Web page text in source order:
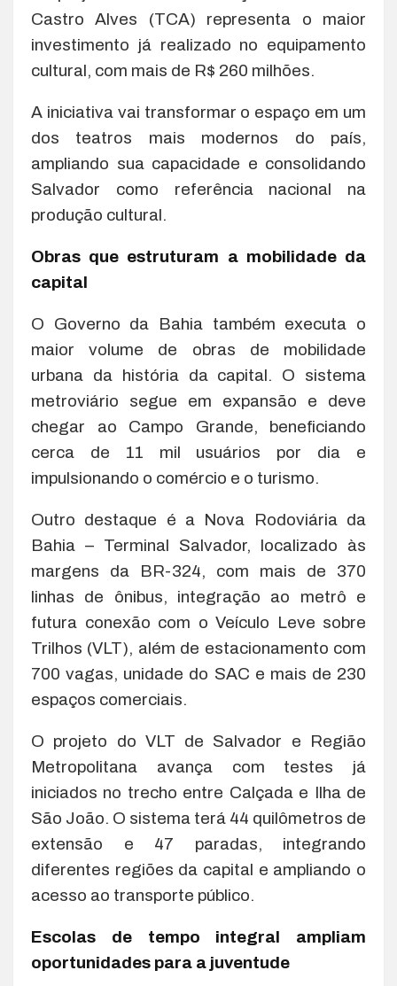
Castro Alves (TCA) representa o maior
investimento já realizado no equipamento
cultural, com mais de R$ 260 milhões.
A iniciativa vai transformar o espaço em um
dos teatros mais modernos do país,
ampliando sua capacidade e consolidando
Salvador como referência nacional na
produção cultural.
Obras que estruturam a mobilidade da
capital
O Governo da Bahia também executa o
maior volume de obras de mobilidade
urbana da história da capital. O sistema
metroviário segue em expansão e deve
chegar ao Campo Grande, beneficiando
cerca de 11 mil usuários por dia e
impulsionando o comércio e o turismo.
Outro destaque é a Nova Rodoviária da
Bahia – Terminal Salvador, localizado às
margens da BR-324, com mais de 370
linhas de ônibus, integração ao metrô e
futura conexão com o Veículo Leve sobre
Trilhos (VLT), além de estacionamento com
700 vagas, unidade do SAC e mais de 230
espaços comerciais.
O projeto do VLT de Salvador e Região
Metropolitana avança com testes já
iniciados no trecho entre Calçada e Ilha de
São João. O sistema terá 44 quilômetros de
extensão e 47 paradas, integrando
diferentes regiões da capital e ampliando o
acesso ao transporte público.
Escolas de tempo integral ampliam
oportunidades para a juventude